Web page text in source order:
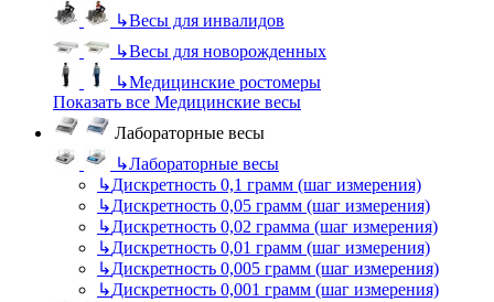
↳Весы для инвалидов
↳Весы для новорожденных
↳Медицинские ростомеры
Показать все Медицинские весы
Лабораторные весы
↳Лабораторные весы
↳Дискретность 0,1 грамм (шаг измерения)
↳Дискретность 0,05 грамм (шаг измерения)
↳Дискретность 0,02 грамма (шаг измерения)
↳Дискретность 0,01 грамм (шаг измерения)
↳Дискретность 0,005 грамм (шаг измерения)
↳Дискретность 0,001 грамм (шаг измерения)